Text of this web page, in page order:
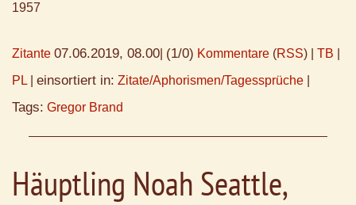
1957
Zitante 07.06.2019, 08.00 (1/0) Kommentare (RSS) | TB
PL
einsortiert in: Zitate/Aphorismen/Tagessprüche
Tags: Gregor Brand
Häuptling Noah Seattle,